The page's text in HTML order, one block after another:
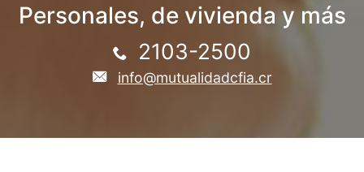
Personales, de vivienda y más
2103-2500
info@mutualidadcfia.cr